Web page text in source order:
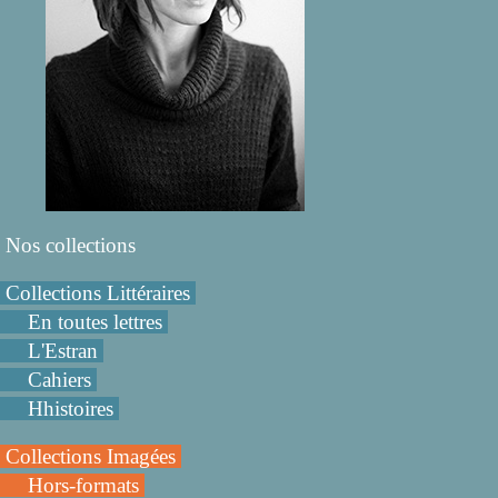
Nos collections
Collections Littéraires
En toutes lettres
L'Estran
Cahiers
Hhistoires
Collections Imagées
Hors-formats